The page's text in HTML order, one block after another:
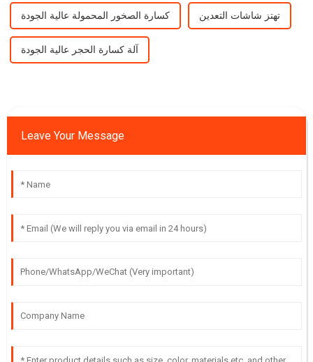
كسارة الصخور المحمولة عالية الجودة تهتز شاشات التعدين
آلة كسارة الحجر عالية الجودة
Leave Your Message